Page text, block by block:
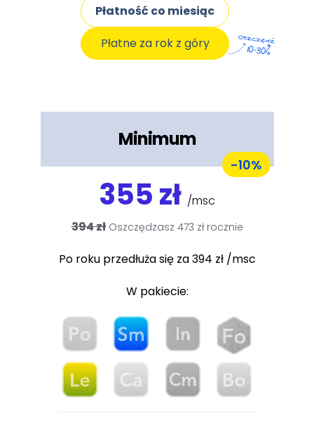
Płatność co miesiąc
Płatne za rok z góry
Minimum
-10%
355 zł /msc
394 złOszczędzasz 473 zł rocznie
Po roku przedłuża się za 394 zł /msc
W pakiecie: